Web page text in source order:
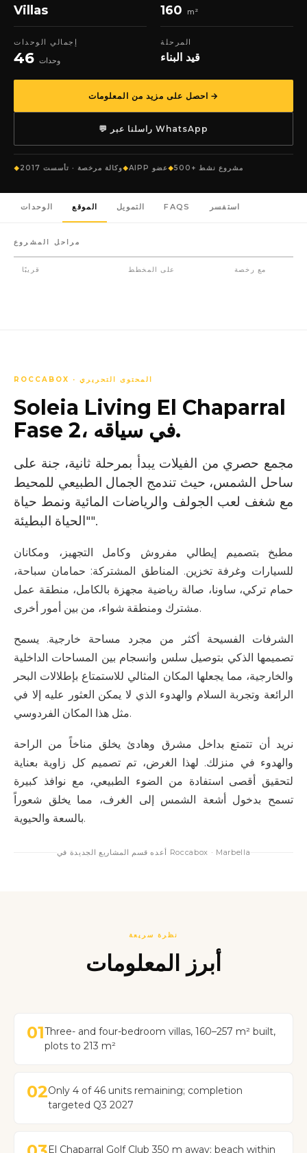
Villas 160 m²
إجمالي الوحدات
46 وحدات
المرحلة
قيد البناء
احصل على مزيد من المعلومات →
💬 راسلنا عبر WhatsApp
وكالة مرخصة · تأسست 2017 AIPP عضو 500+ مشروع نشط
الوحدات الموقع التمويل FAQS استفسر
مراحل المشروع
قريبًا على المخطط مع رخصة
ROCCABOX · المحتوى التحريري
Soleia Living El Chaparral
Fase 2، في سياقه.
مجمع حصري من الفيلات يبدأ بمرحلة ثانية، جنة على
ساحل الشمس، حيث تندمج الجمال الطبيعي للمحيط
مع شغف لعب الجولف والرياضات المائية ونمط حياة
"الحياة البطيئة".
مطبخ بتصميم إيطالي مفروش وكامل التجهيز، ومكانان
للسيارات وغرفة تخزين. المناطق المشتركة: حمامان سباحة،
حمام تركي، ساونا، صالة رياضية مجهزة بالكامل، منطقة عمل
مشترك ومنطقة شواء، من بين أمور أخرى.
الشرفات الفسيحة أكثر من مجرد مساحة خارجية. يسمح
تصميمها الذكي بتوصيل سلس وانسجام بين المساحات الداخلية
والخارجية، مما يجعلها المكان المثالي للاستمتاع بإطلالات البحر
الرائعة وتجربة السلام والهدوء الذي لا يمكن العثور عليه إلا في
مثل هذا المكان الفردوسي.
نريد أن تتمتع بداخل مشرق وهادئ يخلق مناخاً من الراحة
والهدوء في منزلك. لهذا الغرض، تم تصميم كل زاوية بعناية
لتحقيق أقصى استفادة من الضوء الطبيعي، مع نوافذ كبيرة
تسمح بدخول أشعة الشمس إلى الغرف، مما يخلق شعوراً
بالسعة والحيوية.
أعده قسم المشاريع الجديدة في Roccabox · Marbella
نظرة سريعة
أبرز المعلومات
01Three- and four-bedroom villas, 160–257 m² built,
plots to 213 m²
02Only 4 of 46 units remaining; completion
targeted Q3 2027
El Chaparral Golf Club 350 m away; beach within